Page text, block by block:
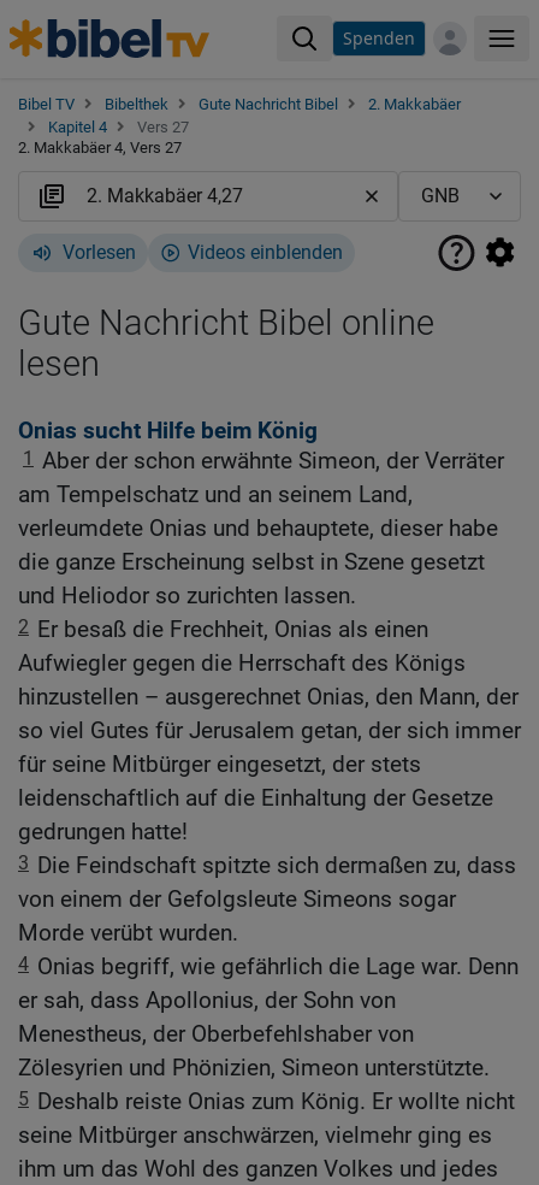
Spenden
Bibel TV Bibelthek Gute Nachricht Bibel
2. Makkabäer
Kapitel 4
Vers 27
2. Makkabäer 4, Vers 27
Vorlesen Videos einblenden
Gute Nachricht Bibel online
lesen
Onias sucht Hilfe beim König
1 Aber der schon erwähnte Simeon, der Verräter
am Tempelschatz und an seinem Land,
verleumdete Onias und behauptete, dieser habe
die ganze Erscheinung selbst in Szene gesetzt
und Heliodor so zurichten lassen.
2 Er besaß die Frechheit, Onias als einen
Aufwiegler gegen die Herrschaft des Königs
hinzustellen – ausgerechnet Onias, den Mann, der
so viel Gutes für Jerusalem getan, der sich immer
für seine Mitbürger eingesetzt, der stets
leidenschaftlich auf die Einhaltung der Gesetze
gedrungen hatte!
3 Die Feindschaft spitzte sich dermaßen zu, dass
von einem der Gefolgsleute Simeons sogar
Morde verübt wurden.
4 Onias begriff, wie gefährlich die Lage war. Denn
er sah, dass Apollonius, der Sohn von
Menestheus, der Oberbefehlshaber von
Zölesyrien und Phönizien, Simeon unterstützte.
5 Deshalb reiste Onias zum König. Er wollte nicht
seine Mitbürger anschwärzen, vielmehr ging es
ihm um das Wohl des ganzen Volkes und jedes